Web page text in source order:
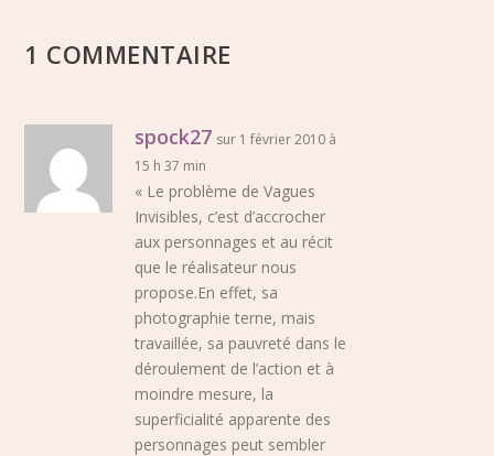
1 COMMENTAIRE
spock27 sur 1 février 2010 à
15 h 37 min
« Le problème de Vagues
Invisibles, c’est d’accrocher
aux personnages et au récit
que le réalisateur nous
propose.En effet, sa
photographie terne, mais
travaillée, sa pauvreté dans le
déroulement de l’action et à
moindre mesure, la
superficialité apparente des
personnages peut sembler